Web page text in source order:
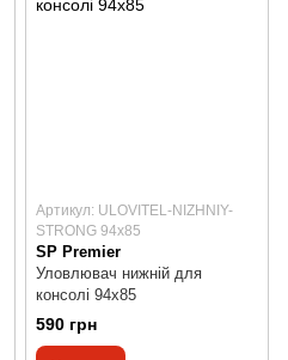
Артикул: ULOVITEL-NIZHNIY-
STRONG 94x85
SP Premier
Уловлювач нижній для
консолі 94x85
590 грн